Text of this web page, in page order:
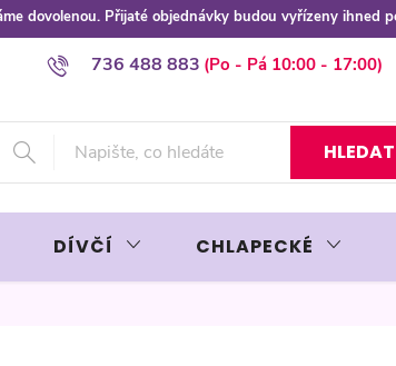
dovolenou. Přijaté objednávky budou vyřízeny ihned
736 488 883
podmínky Podmínky ochrany osobních údajů
HLEDAT
DÍVČÍ CHLAPECKÉ